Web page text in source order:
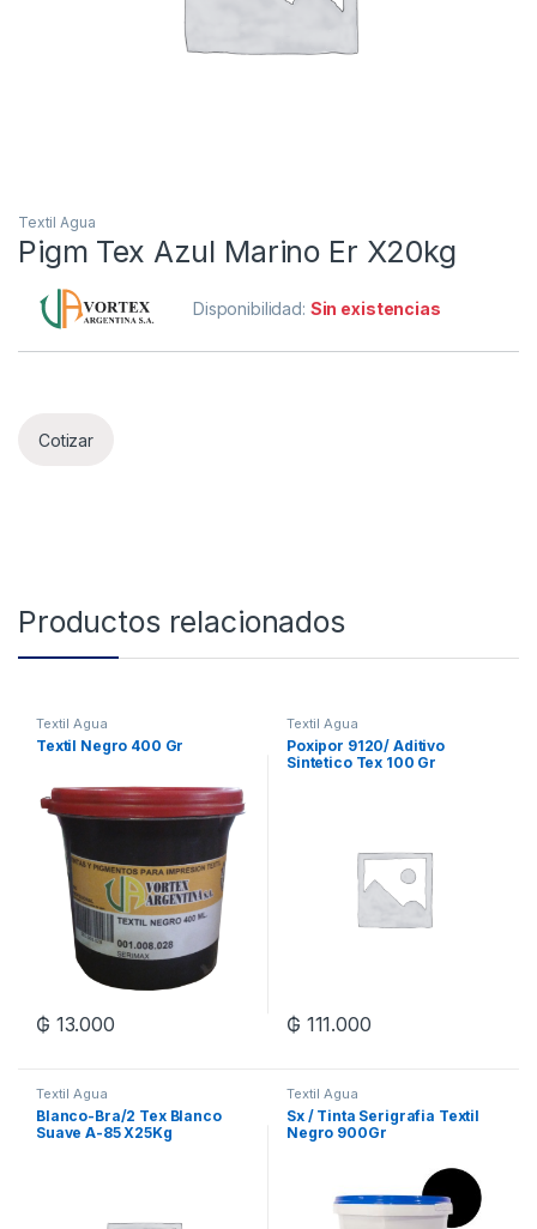
Textil Agua
Pigm Tex Azul Marino Er X20kg
Disponibilidad: Sin existencias
Cotizar
Productos relacionados
Textil Agua
Textil Negro 400 Gr
₲ 13.000
Textil Agua
Poxipor 9120/ Aditivo
Sintetico Tex 100 Gr
₲ 111.000
Textil Agua
Blanco-Bra/2 Tex Blanco
Suave A-85 X25Kg
Textil Agua
Sx / Tinta Serigrafia Textil
Negro 900Gr